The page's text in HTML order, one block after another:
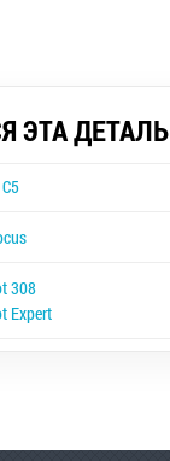
ЭТА ДЕТАЛЬ
308
Expert